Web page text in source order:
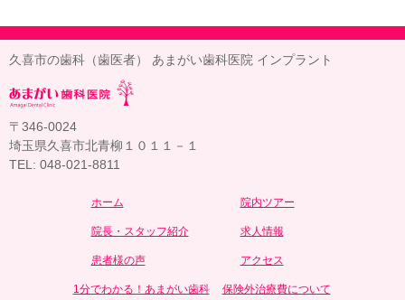
久喜市の歯科（歯医者） あまがい歯科医院 インプラント
〒346-0024
埼玉県久喜市北青柳１０１１－１
TEL: 048-021-8811
ホーム 院内ツアー
院長・スタッフ紹介 求人情報
患者様の声 アクセス
1分でわかる！あまがい歯科 保険外治療費について